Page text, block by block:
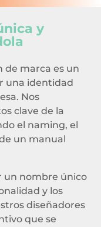
y
de marca es un
una identidad
Nos
clave de la
el naming, el
un manual
un nombre único
y los
diseñadores
que se